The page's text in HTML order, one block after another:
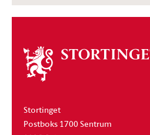
Om
stortinget
Stortinget
Postboks 1700 Sentrum